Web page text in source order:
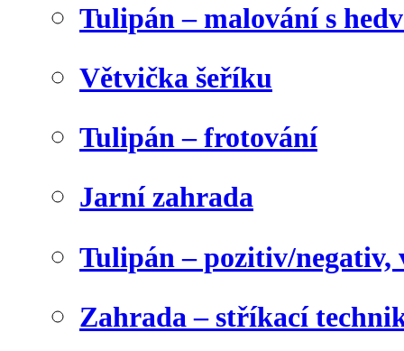
Tulipán – malování s
Větvička šeříku
Tulipán – frotování
Jarní zahrada
Tulipán – pozitiv/negativ,
Zahrada – stříkací